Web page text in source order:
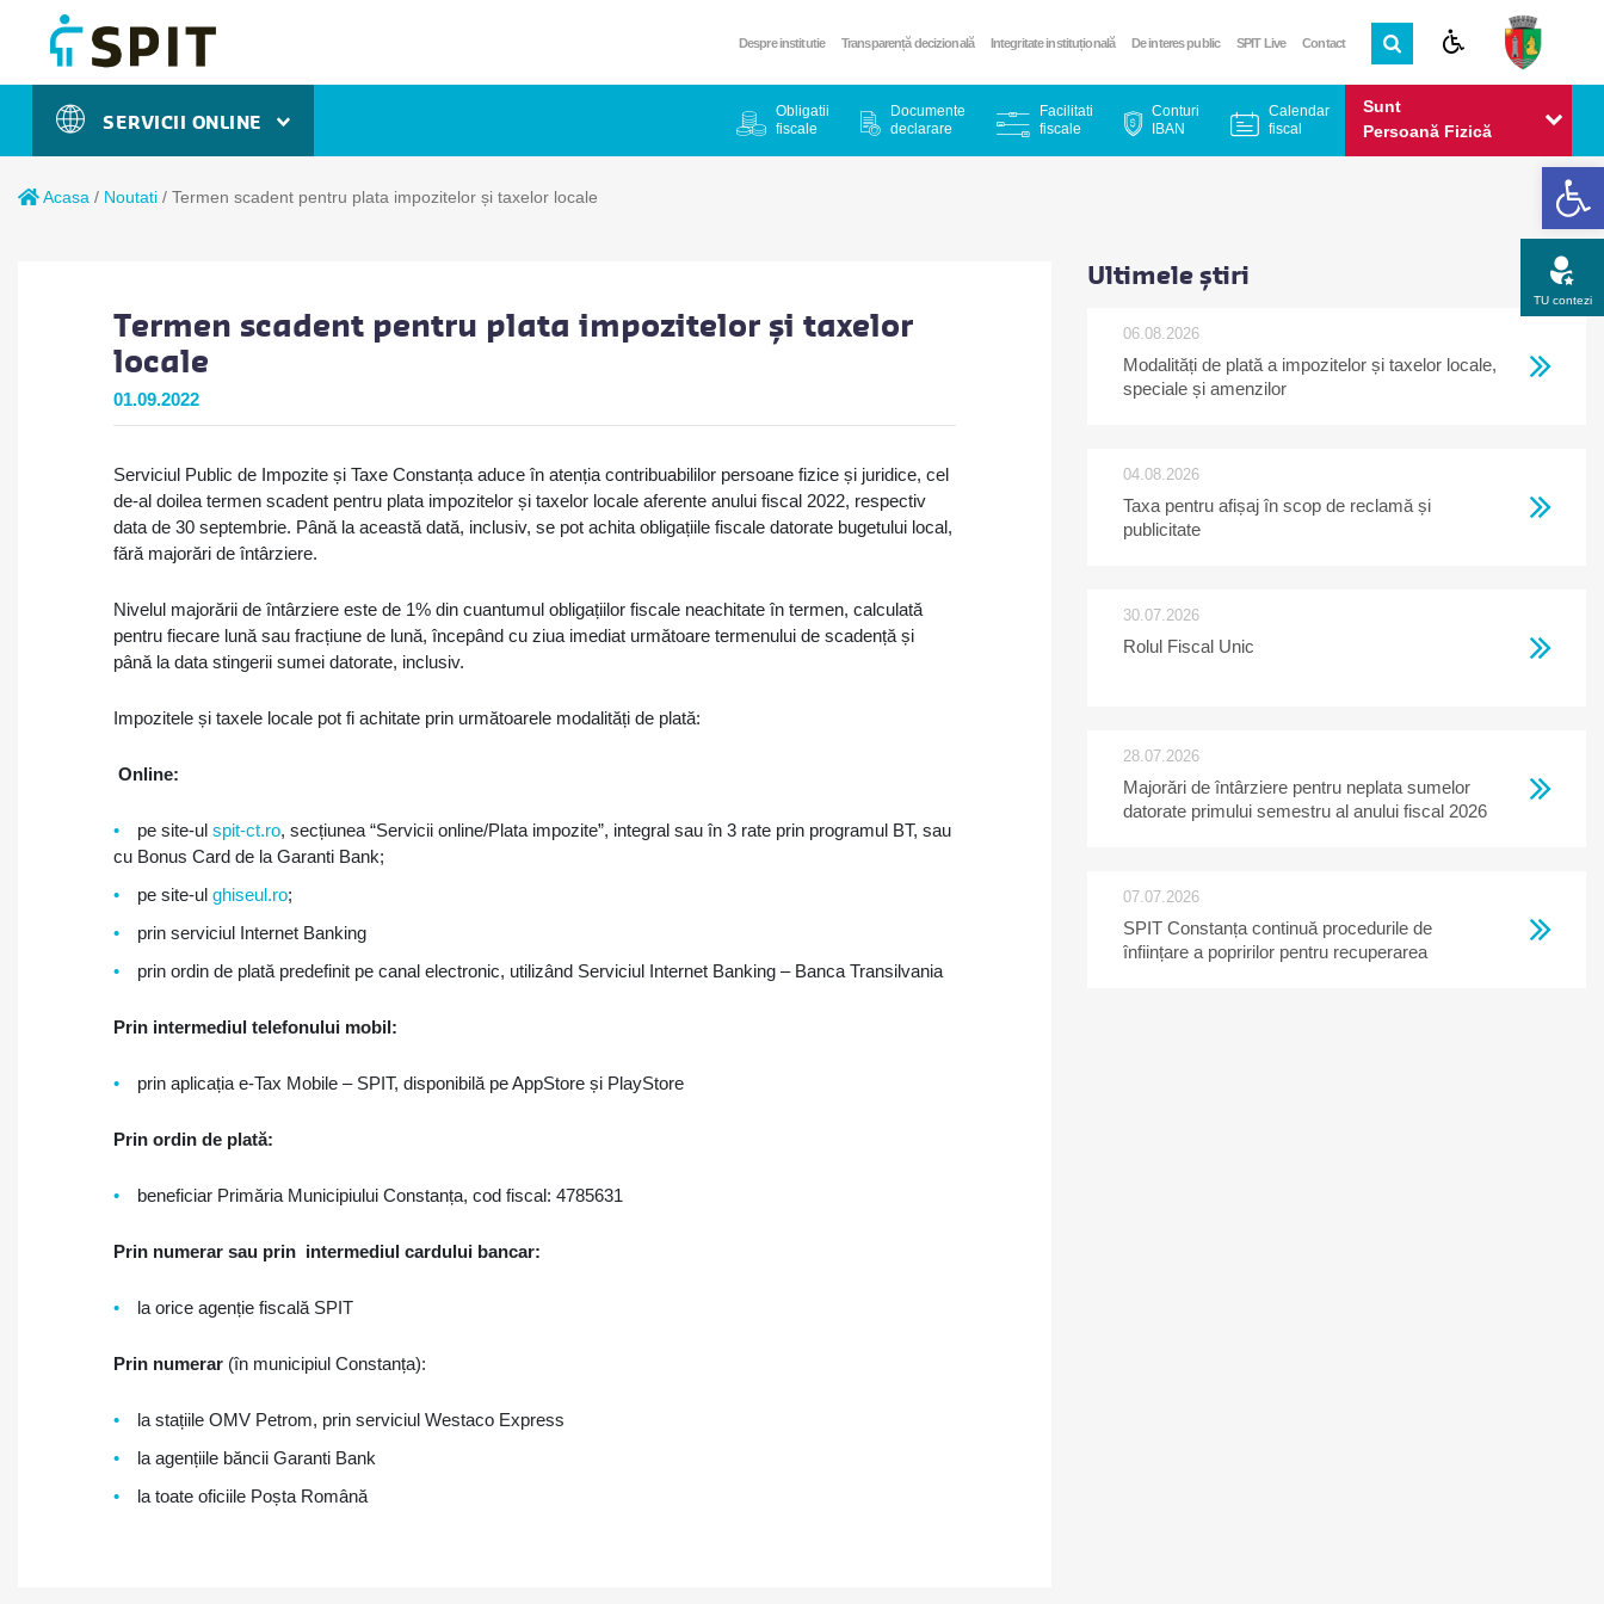
Despre institutie Transparență decizională Integritate instituțională De interes public SPIT Live Contact
SERVICII ONLINE
Sunt
Persoană Fizică
Obligatii
fiscale
Documente
declarare
Facilitati
fiscale
Conturi
IBAN
Calendar
fiscal
Acasa / Noutati / Termen scadent pentru plata impozitelor și taxelor locale
Termen scadent pentru plata impozitelor și taxelor
locale
01.09.2022
Serviciul Public de Impozite și Taxe Constanța aduce în atenția contribuabililor persoane fizice și juridice, cel
de-al doilea termen scadent pentru plata impozitelor și taxelor locale aferente anului fiscal 2022, respectiv
data de 30 septembrie. Până la această dată, inclusiv, se pot achita obligațiile fiscale datorate bugetului local,
fără majorări de întârziere.
Nivelul majorării de întârziere este de 1% din cuantumul obligațiilor fiscale neachitate în termen, calculată
pentru fiecare lună sau fracțiune de lună, începând cu ziua imediat următoare termenului de scadență și
până la data stingerii sumei datorate, inclusiv.
Impozitele și taxele locale pot fi achitate prin următoarele modalități de plată:
Online:
pe site-ul spit-ct.ro, secțiunea “Servicii online/Plata impozite”, integral sau în 3 rate prin programul BT, sau
cu Bonus Card de la Garanti Bank;
pe site-ul ghiseul.ro;
prin serviciul Internet Banking
prin ordin de plată predefinit pe canal electronic, utilizând Serviciul Internet Banking – Banca Transilvania
Prin intermediul telefonului mobil:
prin aplicația e-Tax Mobile – SPIT, disponibilă pe AppStore și PlayStore
Prin ordin de plată:
beneficiar Primăria Municipiului Constanța, cod fiscal: 4785631
Prin numerar sau prin intermediul cardului bancar:
la orice agenție fiscală SPIT
Prin numerar (în municipiul Constanța):
la stațiile OMV Petrom, prin serviciul Westaco Express
la agențiile băncii Garanti Bank
la toate oficiile Poșta Română
Ultimele știri
06.08.2026
Modalități de plată a impozitelor și taxelor locale,
speciale și amenzilor
04.08.2026
Taxa pentru afișaj în scop de reclamă și
publicitate
30.07.2026
Rolul Fiscal Unic
28.07.2026
Majorări de întârziere pentru neplata sumelor
datorate primului semestru al anului fiscal 2026
07.07.2026
SPIT Constanța continuă procedurile de
înființare a popririlor pentru recuperarea
TU contezi
Opinia ta
Apel gratuit
Newsletter
Program